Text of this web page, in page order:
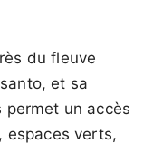
du fleuve
et sa
permet un accès
espaces verts,